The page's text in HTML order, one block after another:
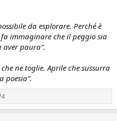
da esplorare. Perché è
immaginare che il peggio sia
aver paura”.
ne toglie. Aprile che sussurra
poesia”.